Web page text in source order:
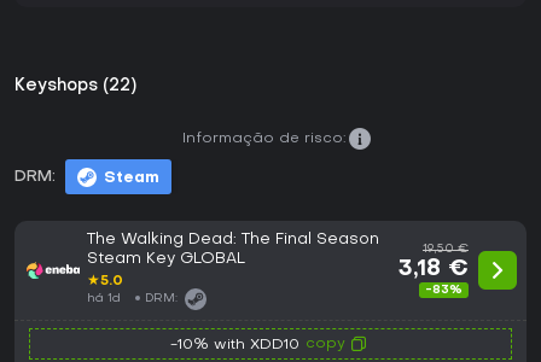
Keyshops (22)
DRM: Steam
Informação de risco:
The Walking Dead: The Final Season
Steam Key GLOBAL
★5.0
há 1d DRM:
19,50 €
3,18 €
-83%
-10% with XDD10 copy